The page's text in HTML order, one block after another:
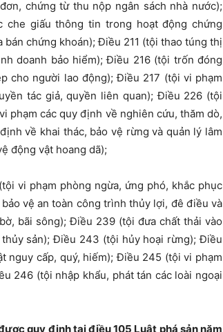
chứng từ thu nộp ngân sách nhà nước);
giấu thông tin trong hoạt động chứng
chứng khoán); Điều 211 (tội thao túng thị
doanh bảo hiểm); Điều 216 (tội trốn đóng
cho người lao động); Điều 217 (tội vi phạm
tác giả, quyền liên quan); Điều 226 (tội
phạm các quy định về nghiên cứu, thăm dò,
về khai thác, bảo vệ rừng và quản lý lâm
động vật hoang dã);
vi phạm phòng ngừa, ứng phó, khắc phục
vệ an toàn công trình thủy lợi, đê điều và
bãi sông); Điều 239 (tội đưa chất thải vào
sản); Điều 243 (tội hủy hoại rừng); Điều
nguy cấp, quý, hiếm); Điều 245 (tội vi phạm
246 (tội nhập khẩu, phát tán các loài ngoại
quy định tại điều 105 Luật phá sản năm